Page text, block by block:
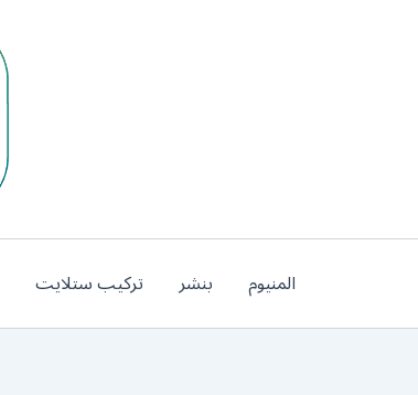
المنيوم بنشر تركيب ستلايت